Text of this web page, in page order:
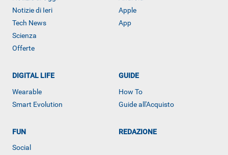
ALTRO
Notizie di Ieri
Tech News
Scienza
Offerte
Apple
App
DIGITAL LIFE
Wearable
Smart Evolution
GUIDE
How To
Guide all'Acquisto
FUN
Social
REDAZIONE